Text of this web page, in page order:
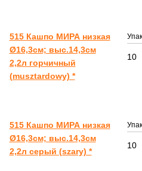
515 Кашпо МИРА низкая
Ø16,3см; выс.14,3см
2,2л горчичный
(musztardowy) *
10
515 Кашпо МИРА низкая
Ø16,3см; выс.14,3см
2,2л серый (szary) *
10